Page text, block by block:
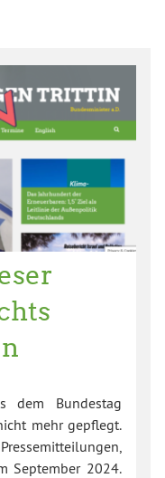
dem Bundestag
mehr gepflegt.
September 2024.